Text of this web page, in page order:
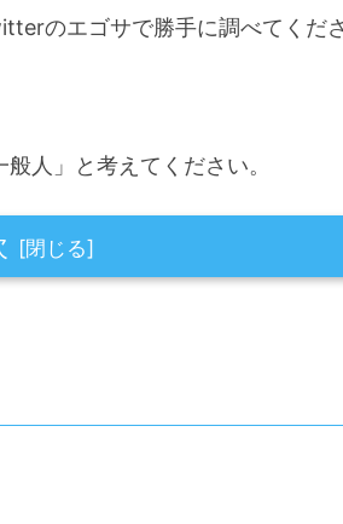
のエゴサで勝手に調べてくださ
人」と考えてください。